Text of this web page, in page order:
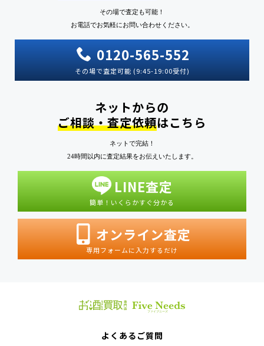
その場で査定も可能！
お電話でお気軽にお問い合わせください。
0120-565-552
その場で査定可能 (9:45-19:00受付)
ネットからの
ご相談・査定依頼はこちら
ネットで完結！
24時間以内に査定結果をお伝えいたします。
LINE査定
簡単！いくらかすぐ分かる
オンライン査定
専用フォームに入力するだけ
よくあるご質問